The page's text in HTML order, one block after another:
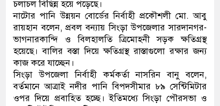
চলাচল বিছিন্ন হয়ে পড়েছে।
নাটোর পানি উন্নয়ন বোর্ডের নির্বাহী প্রকৌশলী মো. আবু
রায়হান বলেন, প্রবল বন্যায় সিংড়া উপজেলার সারদানগর-
ভাগনারকান্দি ও বিলহালতি ত্রিমোহনী সড়ক ক্ষতিগ্রস্থ
হয়েছে। বালির বস্তা দিয়ে ক্ষতিগ্রস্থ রাস্তাগুলো রক্ষার জন্য
কাজ করে যাচ্ছেন।
সিংড়া উপজেলা নির্বাহী কর্মকর্তা নাসরিন বানু বলেন,
বর্তমানে আত্রাই নদীর পানি বিপদসীমার ৮৯ সেন্টিমিটার
ওপর দিয়ে প্রবাহিত হচ্ছে। ইতিমধ্যে সিংড়া পৌরসভা ও